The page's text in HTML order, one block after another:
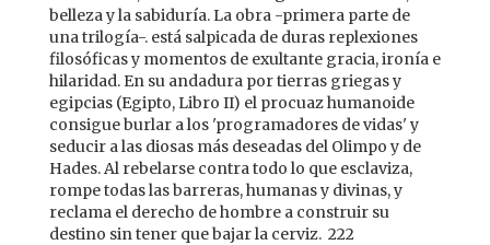
belleza y la sabiduría. La obra -primera parte de
una trilogía-. está salpicada de duras replexiones
filosóficas y momentos de exultante gracia, ironía e
hilaridad. En su andadura por tierras griegas y
egipcias (Egipto, Libro II) el procuaz humanoide
consigue burlar a los 'programadores de vidas' y
seducir a las diosas más deseadas del Olimpo y de
Hades. Al rebelarse contra todo lo que esclaviza,
rompe todas las barreras, humanas y divinas, y
reclama el derecho de hombre a construir su
destino sin tener que bajar la cerviz. 222